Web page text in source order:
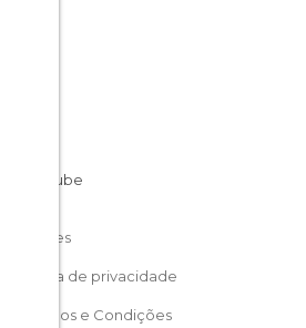
Cookies
Política de privacidade
Términos e Condições